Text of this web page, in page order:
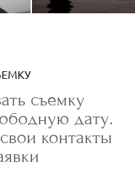
съемку
дату.
контакты